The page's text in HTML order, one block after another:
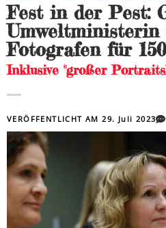
Fest in der Pest:
Umweltministerin
Fotografen für
Inklusive "großer
VERÖFFENTLICHT AM29. Juli 2023